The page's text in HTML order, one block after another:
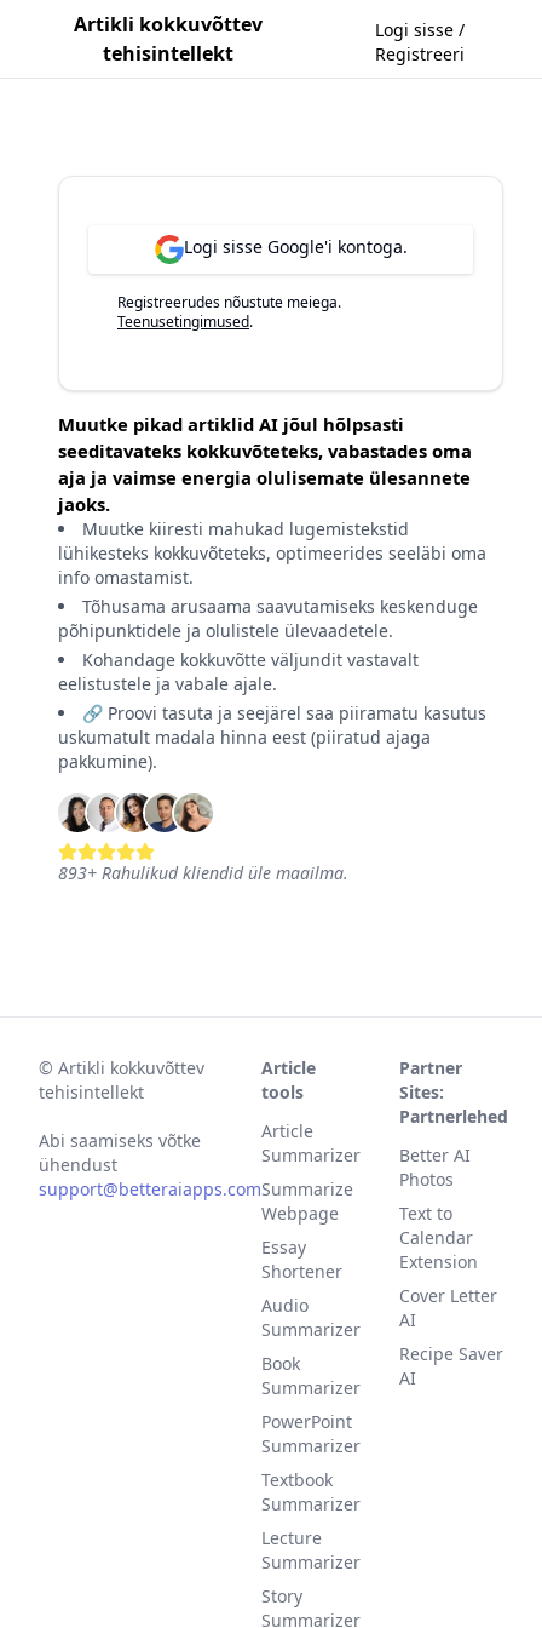
Artikli kokkuvõttev
tehisintellekt
Logi sisse /
Registreeri
Logi sisse Google'i kontoga.
Registreerudes nõustute meiega.
Teenusetingimused.
Muutke pikad artiklid AI jõul hõlpsasti
seeditavateks kokkuvõteteks, vabastades oma
aja ja vaimse energia olulisemate ülesannete
jaoks.
Muutke kiiresti mahukad lugemistekstid
lühikesteks kokkuvõteteks, optimeerides seeläbi oma
info omastamist.
Tõhusama arusaama saavutamiseks keskenduge
põhipunktidele ja olulistele ülevaadetele.
Kohandage kokkuvõtte väljundit vastavalt
eelistustele ja vabale ajale.
🔗 Proovi tasuta ja seejärel saa piiramatu kasutus
uskumatult madala hinna eest (piiratud ajaga
pakkumine).
893+ Rahulikud kliendid üle maailma.
© Artikli kokkuvõttev
tehisintellekt
Abi saamiseks võtke
ühendust
support@betteraiapps.com
Article
tools
Article
Summarizer
Summarize
Webpage
Essay
Shortener
Audio
Summarizer
Book
Summarizer
PowerPoint
Summarizer
Textbook
Summarizer
Lecture
Summarizer
Story
Summarizer
Partner
Sites:
Partnerlehed
Better AI
Photos
Text to
Calendar
Extension
Cover Letter
AI
Recipe Saver
AI